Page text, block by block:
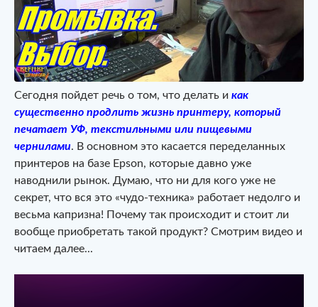
Сегодня пойдет речь о том, что делать и как
существенно продлить жизнь принтеру, который
печатает УФ, текстильными или пищевыми
чернилами. В основном это касается переделанных
принтеров на базе Epson, которые давно уже
наводнили рынок. Думаю, что ни для кого уже не
секрет, что вся это «чудо-техника» работает недолго и
весьма капризна! Почему так происходит и стоит ли
вообще приобретать такой продукт? Смотрим видео и
читаем далее...